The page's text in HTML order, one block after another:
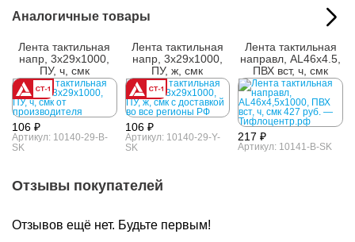
упаковке:
Аналогичные товары
Лента тактильная
напр, 3х29х1000,
ПУ, ч, смк
106 ₽
Артикул: 10140-29-B-
SK
Лента тактильная
напр, 3х29х1000,
ПУ, ж, смк
106 ₽
Артикул: 10140-29-Y-
SK
Лента тактильная
направл, AL46x4.5,
ПВХ вст, ч, смк
217 ₽
Артикул: 10141-B-SK
Отзывы покупателей
Отзывов ещё нет. Будьте первым!